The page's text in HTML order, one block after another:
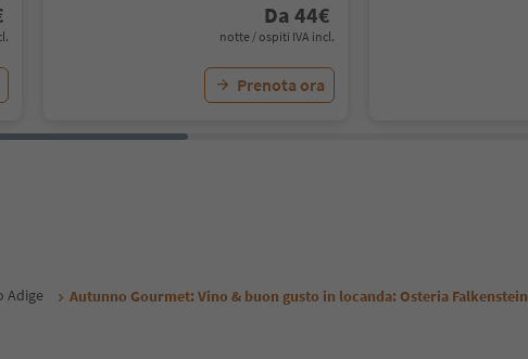
Da 44€
notte / ospiti IVA incl.
Prenota ora
Adige Autunno Gourmet: Vino & buon gusto in locanda: Osteria Falkenstein